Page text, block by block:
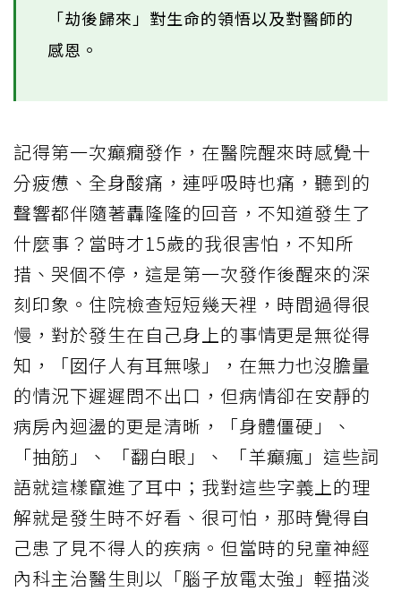
「劫後歸來」對生命的領悟以及對醫師的
感恩。
記得第一次癲癇發作，在醫院醒來時感覺十
分疲憊、全身酸痛，連呼吸時也痛，聽到的
聲響都伴隨著轟隆隆的回音，不知道發生了
什麼事？當時才15歲的我很害怕，不知所
措、哭個不停，這是第一次發作後醒來的深
刻印象。住院檢查短短幾天裡，時間過得很
慢，對於發生在自己身上的事情更是無從得
知，「囡仔人有耳無喙」，在無力也沒膽量
的情況下遲遲問不出口，但病情卻在安靜的
病房內迴盪的更是清晰，「身體僵硬」、
「抽筋」、 「翻白眼」、 「羊癲瘋」這些詞
語就這樣竄進了耳中；我對這些字義上的理
解就是發生時不好看、很可怕，那時覺得自
己患了見不得人的疾病。但當時的兒童神經
內科主治醫生則以「腦子放電太強」輕描淡